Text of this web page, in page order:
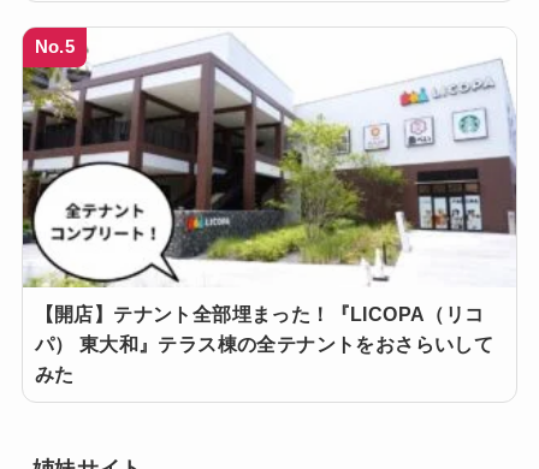
No.5
【開店】テナント全部埋まった！『LICOPA（リコ
パ） 東大和』テラス棟の全テナントをおさらいして
みた